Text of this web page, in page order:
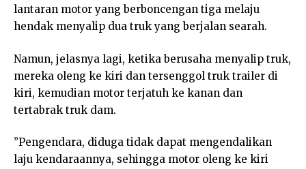
lantaran motor yang berboncengan tiga melaju
hendak menyalip dua truk yang berjalan searah.
Namun, jelasnya lagi, ketika berusaha menyalip truk,
mereka oleng ke kiri dan tersenggol truk trailer di
kiri, kemudian motor terjatuh ke kanan dan
tertabrak truk dam.
”Pengendara, diduga tidak dapat mengendalikan
laju kendaraannya, sehingga motor oleng ke kiri